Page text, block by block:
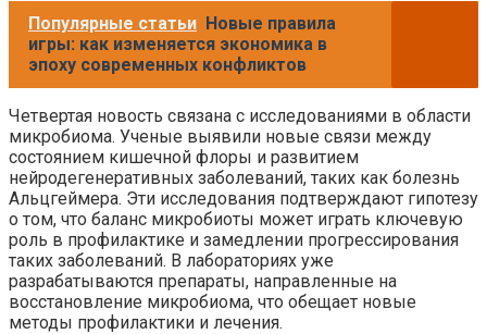
Популярные статьи Новые правила
игры: как изменяется экономика в
эпоху современных конфликтов
Четвертая новость связана с исследованиями в области
микробиома. Ученые выявили новые связи между
состоянием кишечной флоры и развитием
нейродегенеративных заболеваний, таких как болезнь
Альцгеймера. Эти исследования подтверждают гипотезу
о том, что баланс микробиоты может играть ключевую
роль в профилактике и замедлении прогрессирования
таких заболеваний. В лабораториях уже
разрабатываются препараты, направленные на
восстановление микробиома, что обещает новые
методы профилактики и лечения.